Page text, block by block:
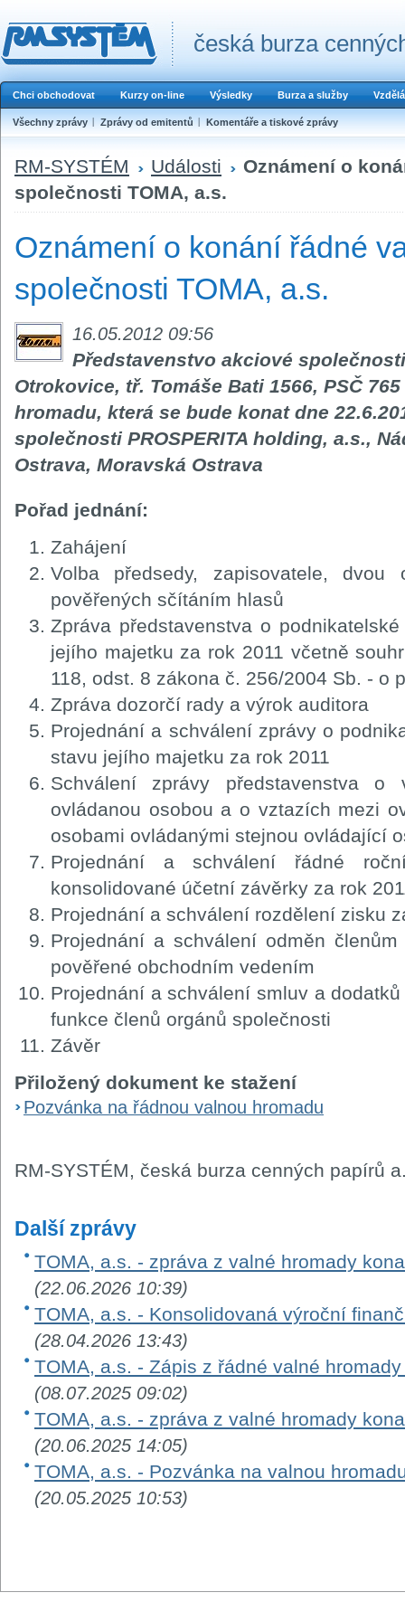
česká burza
Chci obchodovat Kurzy on-line Výsledky Burza a služby
Všechny zprávy Zprávy od emitentů Komentáře a tiskové zprávy
RM-SYSTÉM Události
Oznámení o
společnosti TOMA, a.s.
Oznámení o konání řádné
společnosti TOMA, a.s.
16.05.2012 09:56
Představenstvo akciové
Otrokovice, tř. Tomáše Bati 1566, PSČ
hromadu, která se bude konat dne
společnosti PROSPERITA holding, a.s.,
Ostrava, Moravská Ostrava
Pořad jednání:
Zahájení
Volba předsedy, zapisovatele,
pověřených sčítáním hlasů
Zpráva představenstva o
jejího majetku za rok 2011 včetně
118, odst. 8 zákona č. 256/2004 Sb. - o
Zpráva dozorčí rady a výrok auditora
Projednání a schválení zprávy o
stavu jejího majetku za rok 2011
Schválení zprávy představenstva
ovládanou osobou a o vztazích mezi
osobami ovládanými stejnou ovládající
Projednání a schválení řádné
konsolidované účetní závěrky za rok
Projednání a schválení rozdělení zisku
Projednání a schválení odměn
pověřené obchodním vedením
Projednání a schválení smluv a
funkce členů orgánů společnosti
Závěr
Přiložený dokument ke stažení
Pozvánka na řádnou valnou hromadu
RM-SYSTÉM, česká burza cenných papírů
Další zprávy
TOMA, a.s. - zpráva z valné hromady
(22.06.2026 10:39)
TOMA, a.s. - Konsolidovaná výroční
(28.04.2026 13:43)
TOMA, a.s. - Zápis z řádné valné
(08.07.2025 09:02)
TOMA, a.s. - zpráva z valné hromady
(20.06.2025 14:05)
TOMA, a.s. - Pozvánka na valnou
(20.05.2025 10:53)